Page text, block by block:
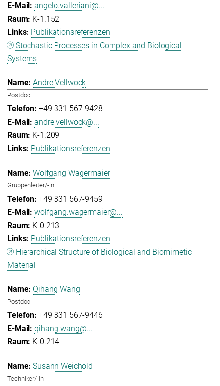
angelo.valleriani@...
K-1.152
Publikationsreferenzen
Stochastic Processes in Complex and Biological
Systems
Andre Vellwock
Postdoc
+49 331 567-9428
andre.vellwock@...
K-1.209
Publikationsreferenzen
Wolfgang Wagermaier
Gruppenleiter/-in
+49 331 567-9459
wolfgang.wagermaier@...
K-0.213
Publikationsreferenzen
Hierarchical Structure of Biological and Biomimetic
Material
Qihang Wang
Postdoc
+49 331 567-9446
qihang.wang@...
K-0.214
Susann Weichold
Techniker/-in